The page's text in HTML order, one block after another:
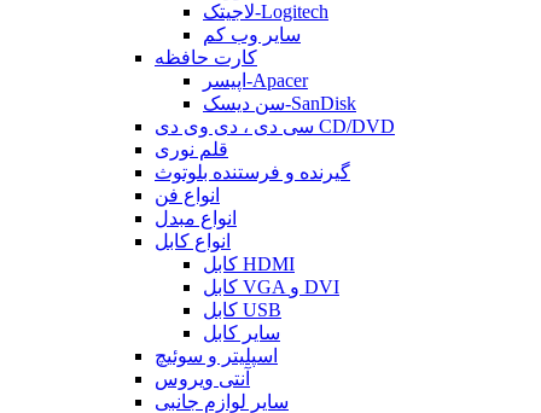
لاجیتک-Logitech
سایر وب کم
کارت حافظه
اپیسر-Apacer
سن دیسک-SanDisk
سی دی ، دی وی دی CD/DVD
قلم نوری
گیرنده و فرستنده بلوتوث
انواع فن
انواع مبدل
انواع کابل
کابل HDMI
کابل VGA و DVI
کابل USB
سایر کابل
اسپلیتر و سوئیچ
آنتی ویروس
سایر لوازم جانبی